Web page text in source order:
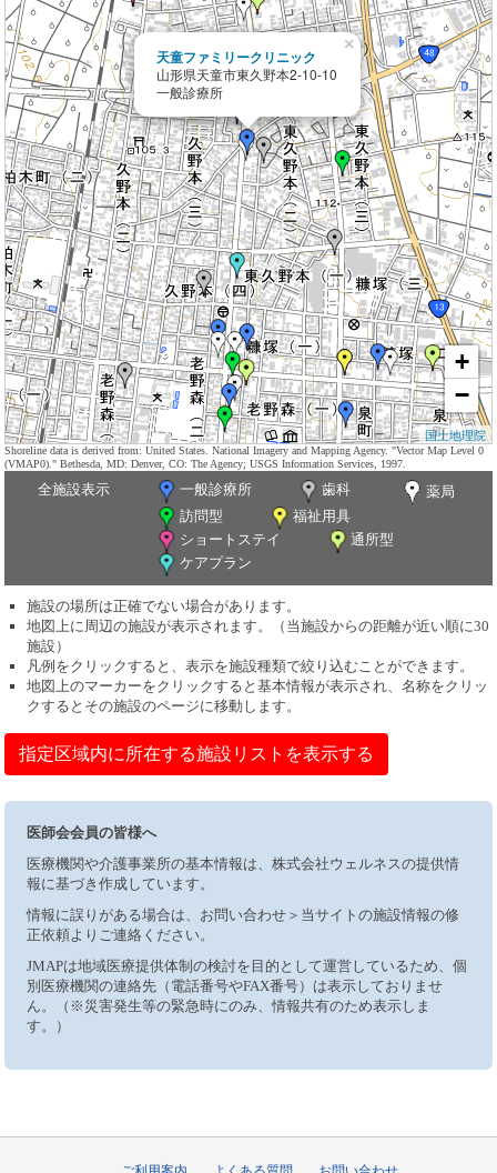
天童ファミリークリニック
山形県天童市東久野本2-10-10
一般診療所
×
+
−
国土地理院
Shoreline data is derived from: United States. National Imagery and Mapping Agency. "Vector Map Level 0
(VMAP0)." Bethesda, MD: Denver, CO: The Agency; USGS Information Services, 1997.
全施設表示 一般診療所 歯科
薬局
訪問型
福祉用具
ショートステイ
通所型
ケアプラン
施設の場所は正確でない場合があります。
地図上に周辺の施設が表示されます。（当施設からの距離が近い順に30
施設）
凡例をクリックすると、表示を施設種類で絞り込むことができます。
地図上のマーカーをクリックすると基本情報が表示され、名称をクリッ
クするとその施設のページに移動します。
指定区域内に所在する施設リストを表示する
医師会会員の皆様へ
医療機関や介護事業所の基本情報は、株式会社ウェルネスの提供情
報に基づき作成しています。
情報に誤りがある場合は、お問い合わせ＞当サイトの施設情報の修
正依頼よりご連絡ください。
JMAPは地域医療提供体制の検討を目的として運営しているため、個
別医療機関の連絡先（電話番号やFAX番号）は表示しておりませ
ん。（※災害発生等の緊急時にのみ、情報共有のため表示しま
す。）